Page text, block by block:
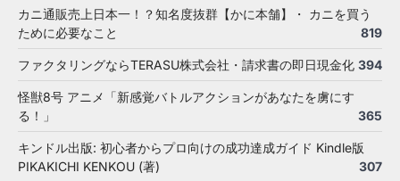
カニ通販売上日本一！？知名度抜群【かに本舗】・ カニを買う
ために必要なこと
819
ファクタリングならTERASU株式会社・請求書の即日現金化 394
怪獣8号 アニメ「新感覚バトルアクションがあなたを虜にす
る！」
365
キンドル出版: 初心者からプロ向けの成功達成ガイド Kindle版
PIKAKICHI KENKOU (著)
307